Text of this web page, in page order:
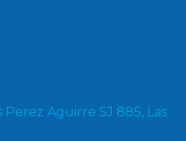
Perez Aguirre SJ 885, Las